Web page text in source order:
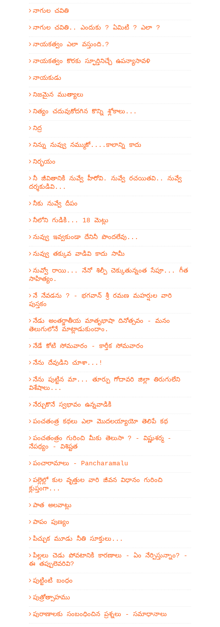
నాగుల చవితి
నాగుల చవితి.. ఎందుకు ? ఏమిటి ? ఎలా ?
నాయకత్వం ఎలా వస్తుంది.?
నాయకత్వం కొరకు స్ఫూర్తినిచ్చే ఉపన్యాసావళి
నాయకుడు
నిజమైన ముత్యాలు
నిత్యం చదువుకోదగిన కొన్ని శ్లోకాలు...
నిద్ర
నిన్ను నువ్వు నమ్ముకో....కాలాన్ని కాదు
నిర్భయం
నీ జీవితానికి నువ్వే హీరోవి. నువ్వే రచయితవి.. నువ్వే
దర్శకుడివి...
నీకు నువ్వే దీపం
నీలోని గుడికి... 18 మెట్లు
నువ్వు ఇవ్వకుండా దేనినీ పొందలేవు...
నువ్వు తక్కువ వాడివి కాదు సామీ
నువ్వో రాయి... నేనో శిల్పీ చెక్కుతున్నంత సేపూ... గీత
సాహిత్యం.
నే నేవడను ? - భగవాన్ శ్రీ రమణ మహర్షుల వారి
పుస్తకం
నేడు అంతర్జాతీయ మాతృభాషా దినోత్సవం - మనం
తెలుగులోనే మాట్లాడుకుందాం.
నేడే కోటి సోమవారం - కార్తీక సోమవారం
నేను దేవుడిని చూశా...!
నేను పుట్టిన మా... తూర్పు గోదావరి జిల్లా తిరుగులేని
విశేషాలు...
నేర్చుకొనే స్వభావం ఉన్నవాడికి
పంచతంత్ర కథలు ఎలా మొదలయ్యాయో తెలిపే కథ
పంచతంత్రం గురించి మీకు తెలుసా ? - విష్ణుశర్మ -
నేపథ్యం - విశిష్టత
పంచారామాలు - Pancharamalu
పల్లెల్లో కుల వృత్తుల వారి జీవన విధానం గురించి
క్లుప్తంగా...
పాత అలవాట్లు
పాపం పుణ్యం
పిచ్చుక మూడు నీతి సూక్తులు...
పిల్లలు చెడు పోవటానికి కారణాలు - ఏం నేర్పిస్తున్నాం? -
ఈ తప్పులెవరివి?
పుట్టింటి బంధం
పుత్రోత్సాహము
పురాణాలకు సంబంధించిన ప్రశ్నలు - సమాధానాలు